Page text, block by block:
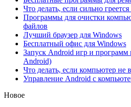
Что делать, если сильно
Программы для очистки
файлов
Лучший браузер для Windows
Бесплатный офис для Windows
Запуск Android игр и
Android)
Что делать, если компьютер не
Управление Android с
Новое